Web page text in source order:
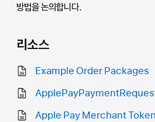
방법을 논의합니다.
리소스
Example Order Packages
Apple Pay Merchant